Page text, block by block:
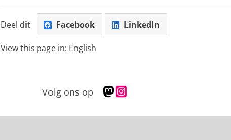
Deel dit Facebook LinkedIn
View this page in: English
Volg ons op
M
s
s